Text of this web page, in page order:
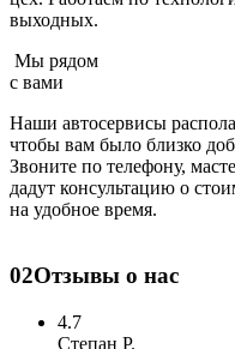
выходных.
Мы рядом
с вами
Наши автосервисы
чтобы вам было близко
Звоните по телефону,
дадут консультацию о
на удобное время.
02Отзывы о нас
4.7
Степан Р.